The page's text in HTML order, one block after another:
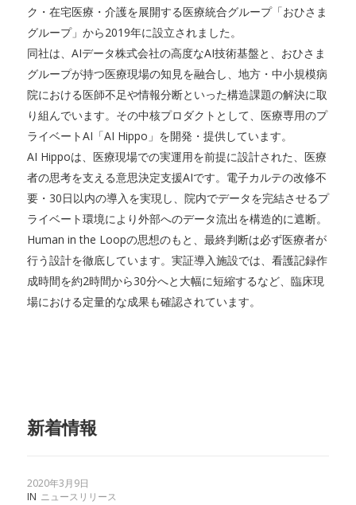
ク・在宅医療・介護を展開する医療統合グループ「おひさま
グループ」から2019年に設立されました。
同社は、AIデータ株式会社の高度なAI技術基盤と、おひさま
グループが持つ医療現場の知見を融合し、地方・中小規模病
院における医師不足や情報分断といった構造課題の解決に取
り組んでいます。その中核プロダクトとして、医療専用のプ
ライベートAI「AI Hippo」を開発・提供しています。
AI Hippoは、医療現場での実運用を前提に設計された、医療
者の思考を支える意思決定支援AIです。電子カルテの改修不
要・30日以内の導入を実現し、院内でデータを完結させるプ
ライベート環境により外部へのデータ流出を構造的に遮断。
Human in the Loopの思想のもと、最終判断は必ず医療者が
行う設計を徹底しています。実証導入施設では、看護記録作
成時間を約2時間から30分へと大幅に短縮するなど、臨床現
場における定量的な成果も確認されています。
新着情報
2020年3月9日
IN ニュースリリース